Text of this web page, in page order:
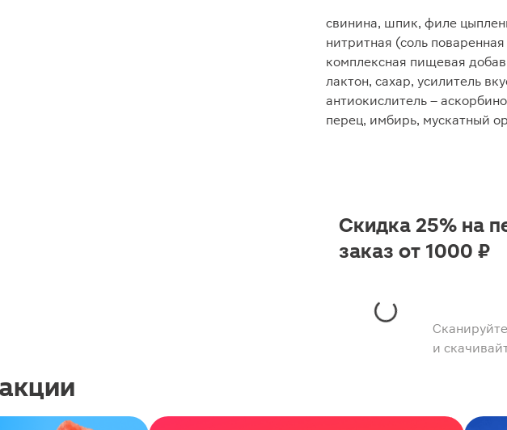
свинина, шпик, филе
нитритная (соль
комплексная пищевая
лактон, сахар, усилитель
антиокислитель –
перец, имбирь, мускатный
и
Скидка 25% на
заказ от 1000 ₽